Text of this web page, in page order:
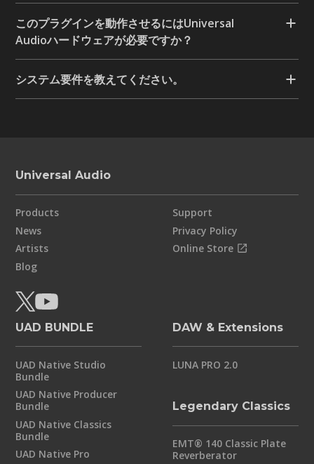
このプラグインを動作させるにはUniversal
Audioハードウェアが必要ですか？
システム要件を教えてください。
Universal Audio
Products
News
Artists
Blog
Support
Privacy Policy
Online Store
UAD BUNDLE
UAD Native Studio
Bundle
UAD Native Producer
Bundle
UAD Native Classics
Bundle
UAD Native Pro
DAW & Extensions
LUNA PRO 2.0
Legendary Classics
EMT® 140 Classic Plate
Reverberator